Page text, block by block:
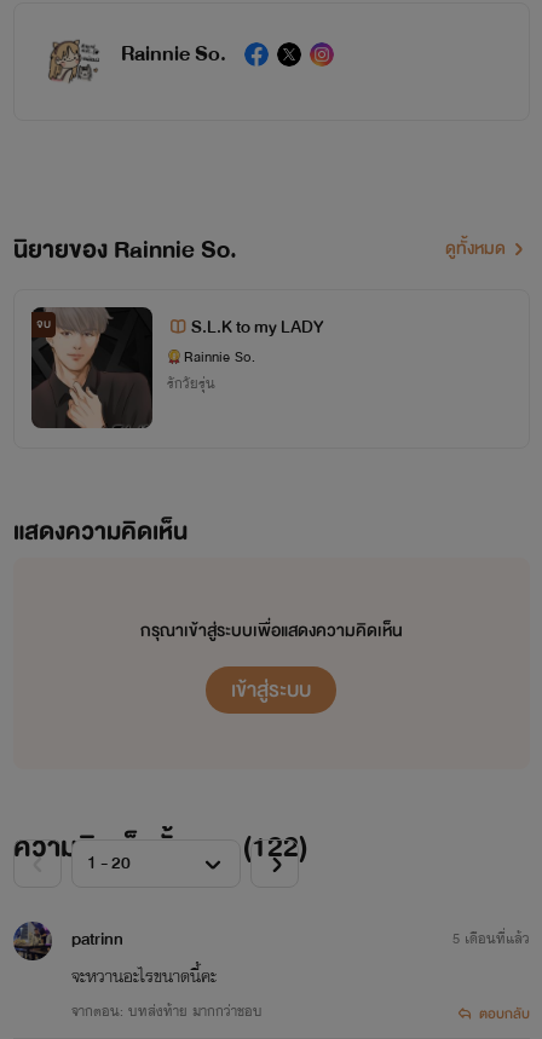
Rainnie So.
นิยายของ Rainnie So. ดูทั้งหมด
จบ S.L.K to my LADY
Rainnie So.
รักวัยรุ่น
แสดงความคิดเห็น
กรุณาเข้าสู่ระบบเพื่อแสดงความคิดเห็น
เข้าสู่ระบบ
ความคิดเห็นทั้งหมด (122)
patrinn
จะหวานอะไรขนาดนี้คะ
จากตอน: บทส่งท้าย มากกว่าชอบ
5 เดือนที่แล้ว
ตอบกลับ